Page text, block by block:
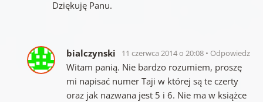
Dziękuję Panu.
bialczynski 11 czerwca 2014 o 20:08 Odpowiedz
Witam panią. Nie bardzo rozumiem, proszę
mi napisać numer Taji w której są te czerty
oraz jak nazwana jest 5 i 6. Nie ma w książce